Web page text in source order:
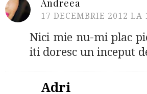
Andreea
17 DECEMBRIE 2012 LA
Nici mie nu-mi plac
iti doresc un inceput
Adri